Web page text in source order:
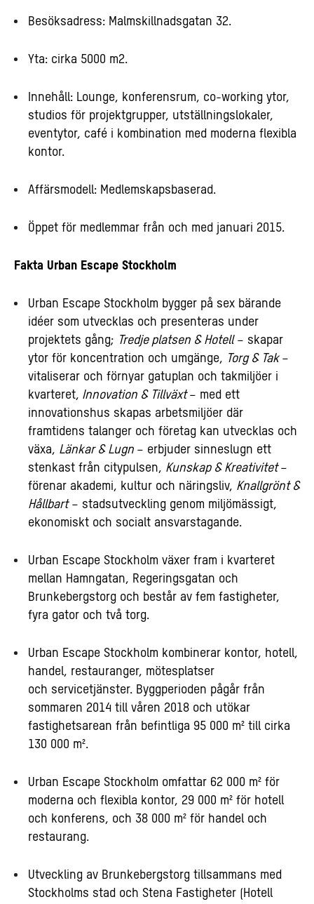
Besöksadress: Malmskillnadsgatan 32.
Yta: cirka 5000 m2.
Innehåll: Lounge, konferensrum, co-working ytor,
studios för projektgrupper, utställningslokaler,
eventytor, café i kombination med moderna flexibla
kontor.
Affärsmodell: Medlemskapsbaserad.
Öppet för medlemmar från och med januari 2015.
Fakta Urban Escape Stockholm
Urban Escape Stockholm bygger på sex bärande
idéer som utvecklas och presenteras under
projektets gång; Tredje platsen & Hotell– skapar
ytor för koncentration och umgänge, Torg & Tak –
vitaliserar och förnyar gatuplan och takmiljöer i
kvarteret, Innovation & Tillväxt– med ett
innovationshus skapas arbetsmiljöer där
framtidens talanger och företag kan utvecklas och
växa, Länkar & Lugn – erbjuder sinneslugn ett
stenkast från citypulsen, Kunskap & Kreativitet–
förenar akademi, kultur och näringsliv, Knallgrönt &
Hållbart– stadsutveckling genom miljömässigt,
ekonomiskt och socialt ansvarstagande.
Urban Escape Stockholm växer fram i kvarteret
mellan Hamngatan, Regeringsgatan och
Brunkebergstorg och består av fem fastigheter,
fyra gator och två torg.
Urban Escape Stockholm kombinerar kontor, hotell,
handel, restauranger, mötesplatser
och servicetjänster. Byggperioden pågår från
sommaren 2014 till våren 2018 och utökar
fastighetsarean från befintliga 95 000 m² till cirka
130 000 m².
Urban Escape Stockholm omfattar 62 000 m² för
moderna och flexibla kontor, 29 000 m² för hotell
och konferens, och 38 000 m² för handel och
restaurang.
Utveckling av Brunkebergstorg tillsammans med
Stockholms stad och Stena Fastigheter (Hotell